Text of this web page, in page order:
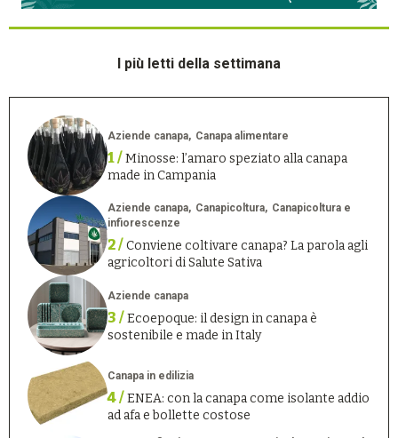
I più letti della settimana
Aziende canapa Canapa alimentare
1 /Minosse: l’amaro speziato alla canapa
made in Campania
Aziende canapa Canapicoltura
Canapicoltura e
infiorescenze
2 /Conviene coltivare canapa? La parola agli
agricoltori di Salute Sativa
Aziende canapa
3 /Ecoepoque: il design in canapa è
sostenibile e made in Italy
Canapa in edilizia
4 /ENEA: con la canapa come isolante addio
ad afa e bollette costose